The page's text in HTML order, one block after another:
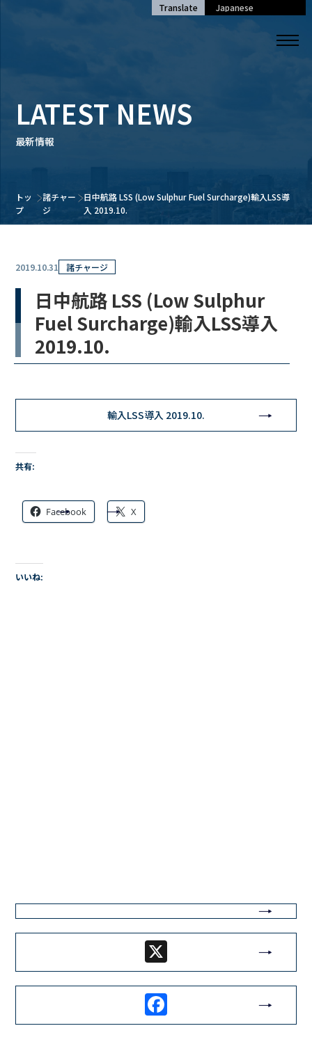
Translate
LATEST NEWS
最新情報
トッ
プ
諸チャー
ジ
日中航路 LSS (Low Sulphur Fuel Surcharge)輸入LSS導
入 2019.10.
2019.10.31 諸チャージ
日中航路 LSS (Low Sulphur
Fuel Surcharge)輸入LSS導入
2019.10.
輸入LSS導入 2019.10.
共有:
Facebook X
いいね:
Facebook